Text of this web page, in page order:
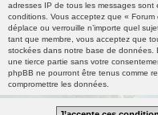
adresses IP de tous les messages
conditions. Vous acceptez que « Forum
déplace ou verrouille n’importe quel
tant que membre, vous acceptez que
stockées dans notre base de données.
une tierce partie sans votre
phpBB ne pourront être tenus comme
compromettre les données.